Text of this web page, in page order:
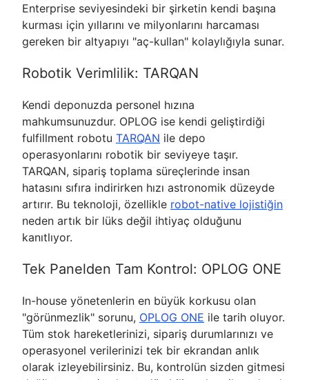
Enterprise seviyesindeki bir şirketin kendi başına
kurması için yıllarını ve milyonlarını harcaması
gereken bir altyapıyı "aç-kullan" kolaylığıyla sunar.
Robotik Verimlilik: TARQAN
Kendi deponuzda personel hızına
mahkumsunuzdur. OPLOG ise kendi geliştirdiği
fulfillment robotu TARQAN ile depo
operasyonlarını robotik bir seviyeye taşır.
TARQAN, sipariş toplama süreçlerinde insan
hatasını sıfıra indirirken hızı astronomik düzeyde
artırır. Bu teknoloji, özellikle robot-native lojistiğin
neden artık bir lüks değil ihtiyaç olduğunu
kanıtlıyor.
Tek Panelden Tam Kontrol: OPLOG ONE
In-house yönetenlerin en büyük korkusu olan
"görünmezlik" sorunu, OPLOG ONE ile tarih oluyor.
Tüm stok hareketlerinizi, sipariş durumlarınızı ve
operasyonel verilerinizi tek bir ekrandan anlık
olarak izleyebilirsiniz. Bu, kontrolün sizden gitmesi